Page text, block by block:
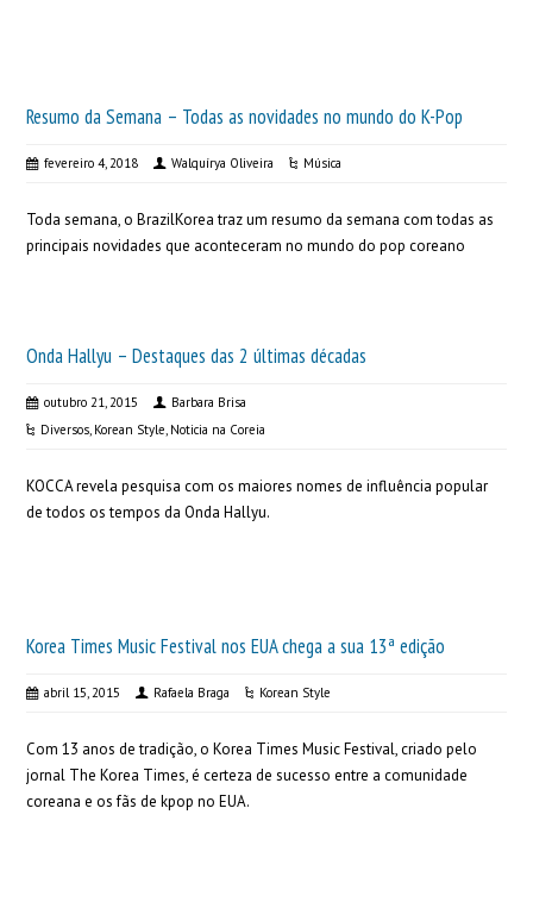
Resumo da Semana – Todas as novidades no mundo do K-Pop
fevereiro 4, 2018 Walquírya Oliveira Música
Toda semana, o BrazilKorea traz um resumo da semana com todas as
principais novidades que aconteceram no mundo do pop coreano
Onda Hallyu – Destaques das 2 últimas décadas
outubro 21, 2015
Barbara Brisa
Diversos, Korean Style, Noticia na Coreia
KOCCA revela pesquisa com os maiores nomes de influência popular
de todos os tempos da Onda Hallyu.
Korea Times Music Festival nos EUA chega a sua 13ª edição
abril 15, 2015 Rafaela Braga Korean Style
Com 13 anos de tradição, o Korea Times Music Festival, criado pelo
jornal The Korea Times, é certeza de sucesso entre a comunidade
coreana e os fãs de kpop no EUA.